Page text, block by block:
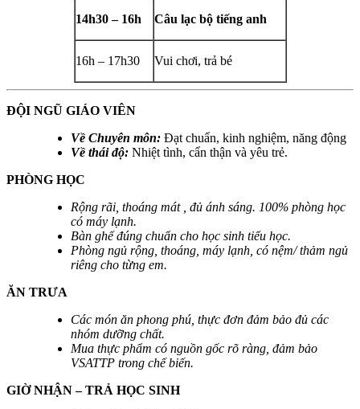
14h30 – 16h Câu lạc bộ tiếng anh
16h – 17h30 Vui chơi, trả bé
ĐỘI NGŨ GIÁO VIÊN
Về Chuyên môn: Đạt chuẩn, kinh nghiệm, năng động
Về thái độ: Nhiệt tình, cẩn thận và yêu trẻ.
PHÒNG HỌC
Rộng rãi, thoáng mát , đủ ánh sáng. 100% phòng học
có máy lạnh.
Bàn ghế đúng chuẩn cho học sinh tiểu học.
Phòng ngủ rộng, thoáng, máy lạnh, có nệm/ thảm ngủ
riêng cho từng em.
ĂN TRƯA
Các món ăn phong phú, thực đơn đảm bảo đủ các
nhóm dưỡng chất.
Mua thực phẩm có nguồn gốc rõ ràng, đảm bảo
VSATTP trong chế biến.
GIỜ NHẬN – TRẢ HỌC SINH